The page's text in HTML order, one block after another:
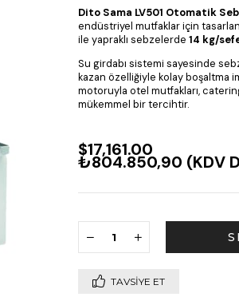
Dito Sama LV501 Otomatik
endüstriyel mutfaklar için
ile yapraklı sebzelerde 14 kg/
Su girdabı sistemi sayesinde
kazan özelliğiyle kolay boşaltma
motoruyla otel mutfakları,
mükemmel bir tercihtir.
$17,161.00
₺804.850,90 (KDV
TAVSIYE ET